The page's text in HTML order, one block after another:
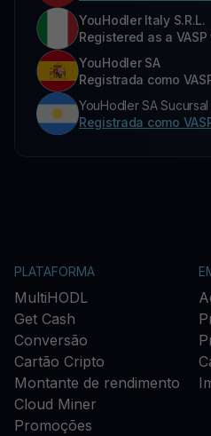
YouHodler Italy S.R.L.
Registered as a
YouHodler SA
Registrada como
YouHodler SA
Registrada como
PLATAFORMA
MultiHODL
Get Cash
Conversão
Cartão Cripto
Montante de rendimento
Cloud Miner
Promoções